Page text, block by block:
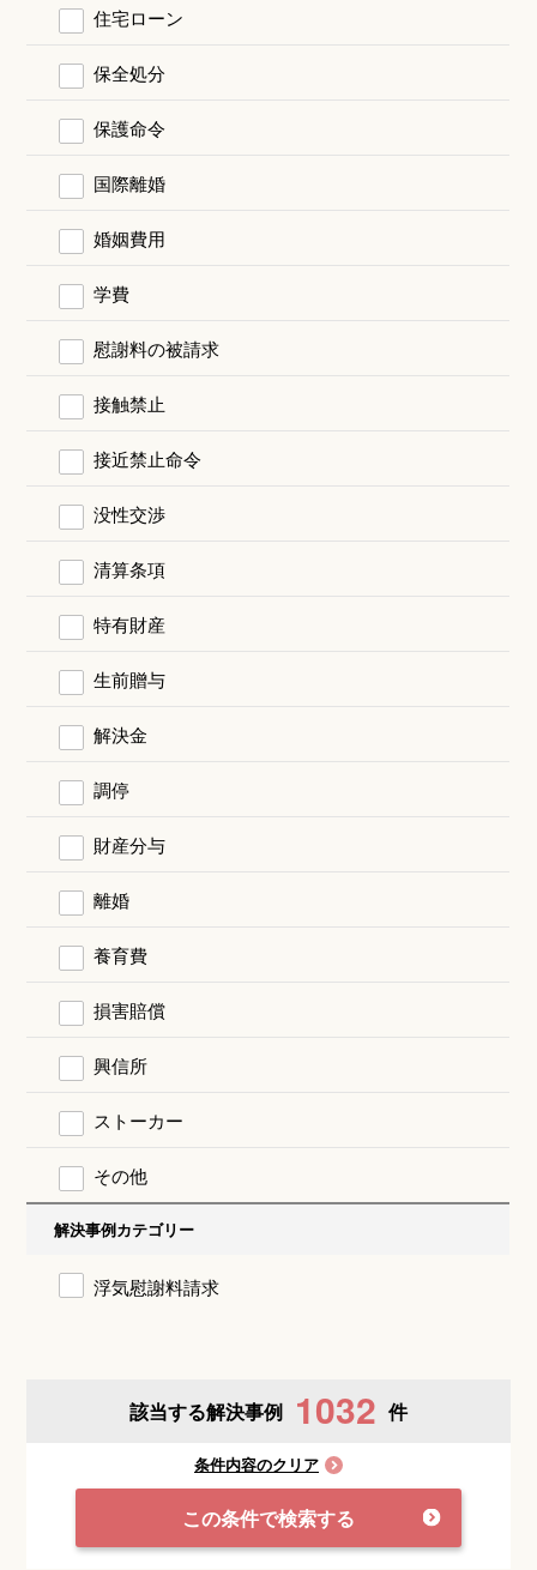
住宅ローン
保全処分
保護命令
国際離婚
婚姻費用
学費
慰謝料の被請求
接触禁止
接近禁止命令
没性交渉
清算条項
特有財産
生前贈与
解決金
調停
財産分与
離婚
養育費
損害賠償
興信所
ストーカー
その他
解決事例カテゴリー
浮気慰謝料請求
該当する解決事例 1032 件
条件内容のクリア
この条件で検索する